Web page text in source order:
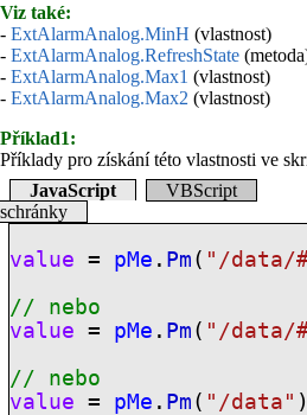
Viz také:
- ExtAlarmAnalog.MinH (vlastnost)
- ExtAlarmAnalog.RefreshState
- ExtAlarmAnalog.Max1 (vlastnost)
- ExtAlarmAnalog.Max2 (vlastnost)
Příklad1:
Příklady pro získání této vlastnosti ve
JavaScript
VBScript
schránky
value = pMe . Pm ( "/data/
// nebo
value = pMe . Pm ( "/data/
// nebo
value = pMe . Pm ( "/data"